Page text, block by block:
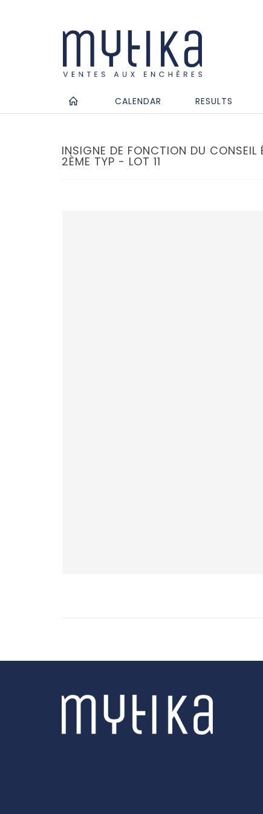
CALENDAR RESULTS
INSIGNE DE FONCTION DU
2ÈME TYP - LOT 11